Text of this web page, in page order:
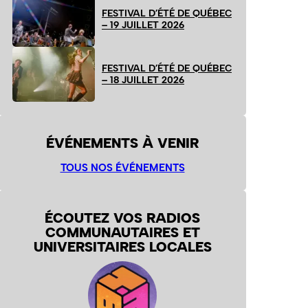
FESTIVAL D’ÉTÉ DE QUÉBEC
– 19 JUILLET 2026
FESTIVAL D’ÉTÉ DE QUÉBEC
– 18 JUILLET 2026
ÉVÉNEMENTS À VENIR
TOUS NOS ÉVÉNEMENTS
ÉCOUTEZ VOS RADIOS
COMMUNAUTAIRES ET
UNIVERSITAIRES LOCALES